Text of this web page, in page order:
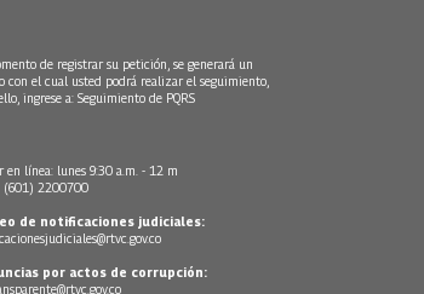
de registrar su petición, se generará un
con el cual usted podrá realizar el seguimiento,
ingrese a: Seguimiento de PQRS
en línea: lunes 9:30 a.m. - 12 m
(601) 2200700
de notificaciones judiciales:
por actos de corrupción: